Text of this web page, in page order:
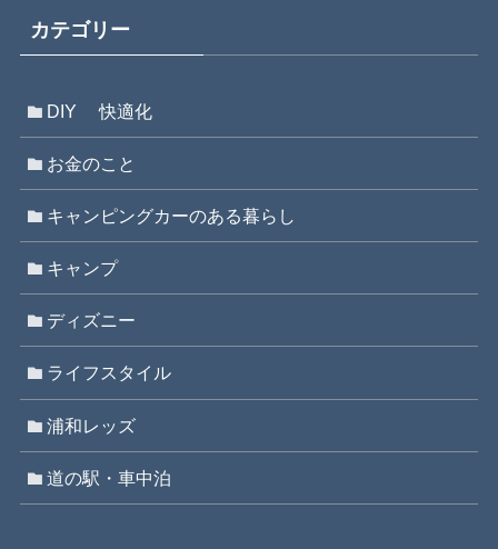
カテゴリー
DIY 快適化
お金のこと
キャンピングカーのある暮らし
キャンプ
ディズニー
ライフスタイル
浦和レッズ
道の駅・車中泊